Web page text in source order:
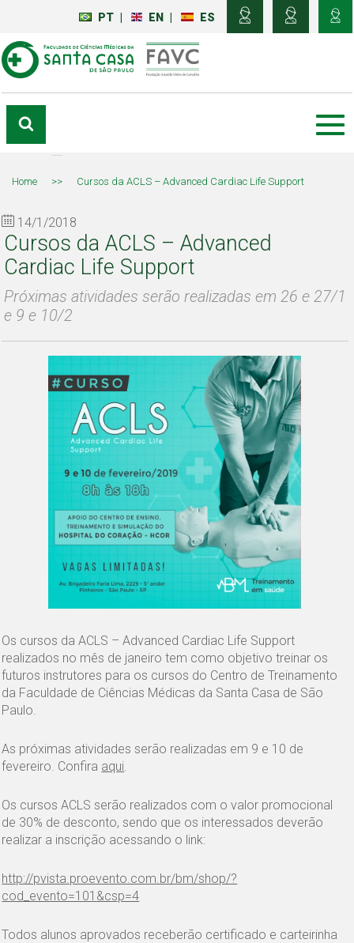
PT EN ES
Home >> Cursos da ACLS – Advanced Cardiac Life Support
14/1/2018
Cursos da ACLS – Advanced
Cardiac Life Support
Próximas atividades serão realizadas em 26 e 27/1
e 9 e 10/2
Os cursos da ACLS – Advanced Cardiac Life Support
realizados no mês de janeiro tem como objetivo treinar os
futuros instrutores para os cursos do Centro de Treinamento
da Faculdade de Ciências Médicas da Santa Casa de São
Paulo.
As próximas atividades serão realizadas em 9 e 10 de
fevereiro. Confira aqui.
Os cursos ACLS serão realizados com o valor promocional
de 30% de desconto, sendo que os interessados deverão
realizar a inscrição acessando o link:
http://pvista.proevento.com.br/bm/shop/?
cod_evento=101&csp=4
Todos alunos aprovados receberão certificado e carteirinha